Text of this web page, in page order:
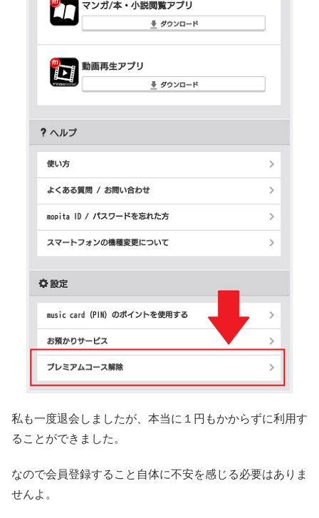
私も一度退会しましたが、本当に１円もかからずに利用す
ることができました。
なので会員登録すること自体に不安を感じる必要はありま
せんよ。